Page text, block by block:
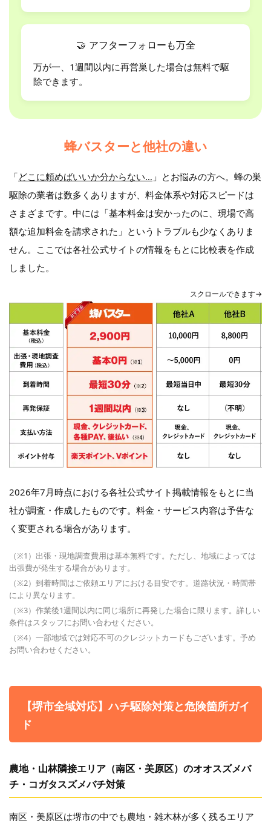
🤝 アフターフォローも万全
万が一、1週間以内に再営巣した場合は無料で駆
除できます。
蜂バスターと他社の違い
「どこに頼めばいいか分からない… 」とお悩みの方へ。蜂の巣
駆除の業者は数多くありますが、料金体系や対応スピードは
さまざまです。中には「基本料金は安かったのに、現場で高
額な追加料金を請求された」というトラブルも少なくありま
せん。ここでは各社公式サイトの情報をもとに比較表を作成
しました。
スクロールできます→
2026年7月時点における各社公式サイト掲載情報をもとに当
社が調査・作成したものです。料金・サービス内容は予告な
く変更される場合があります。
（※1）出張・現地調査費用は基本無料です。ただし、地域によっては
出張費が発生する場合があります。
（※2）到着時間はご依頼エリアにおける目安です。道路状況・時間帯
により異なります。
（※3）作業後1週間以内に同じ場所に再発した場合に限ります。詳しい
条件はスタッフにお問い合わせください。
（※4）一部地域では対応不可のクレジットカードもございます。予め
お問い合わせください。
【堺市全域対応】ハチ駆除対策と危険箇所ガイ
ド
農地・山林隣接エリア（南区・美原区）のオオスズメバ
チ・コガタスズメバチ対策
南区・美原区は堺市の中でも農地・雑木林が多く残るエリア